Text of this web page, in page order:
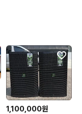
1,100,000원